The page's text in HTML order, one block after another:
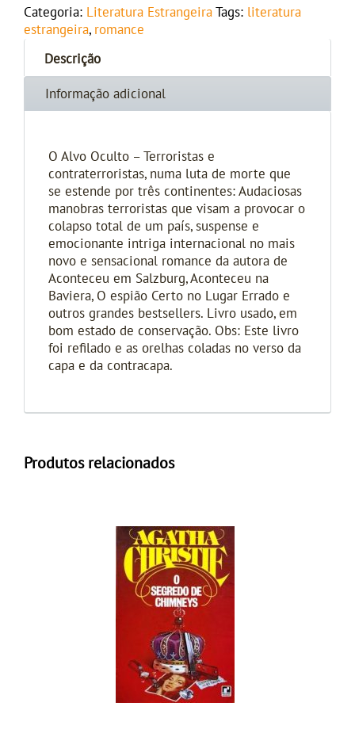
Categoria: Literatura Estrangeira Tags: literatura
estrangeira, romance
Descrição
Informação adicional
O Alvo Oculto – Terroristas e
contraterroristas, numa luta de morte que
se estende por três continentes: Audaciosas
manobras terroristas que visam a provocar o
colapso total de um país, suspense e
emocionante intriga internacional no mais
novo e sensacional romance da autora de
Aconteceu em Salzburg, Aconteceu na
Baviera, O espião Certo no Lugar Errado e
outros grandes bestsellers. Livro usado, em
bom estado de conservação. Obs: Este livro
foi refilado e as orelhas coladas no verso da
capa e da contracapa.
Produtos relacionados